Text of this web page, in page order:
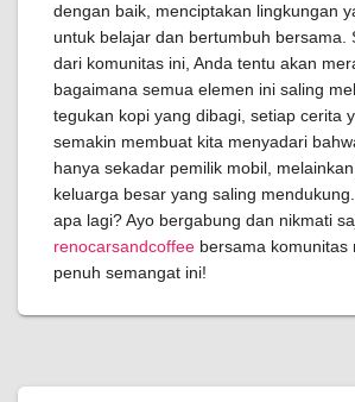
dengan baik, menciptakan lingkungan
untuk belajar dan bertumbuh bersama.
dari komunitas ini, Anda tentu akan
bagaimana semua elemen ini saling
tegukan kopi yang dibagi, setiap cerita
semakin membuat kita menyadari
hanya sekadar pemilik mobil,
keluarga besar yang saling
apa lagi? Ayo bergabung dan nikmati
renocarsandcoffee bersama komunitas
penuh semangat ini!